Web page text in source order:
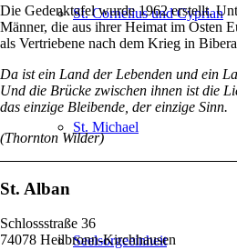
St. Cornelius und Cyprian
St. Michael
Seelsorgeeinheit
Die Gedenktafel wurde 1962 erstellt.
Männer, die aus ihrer Heimat im Osten
als Vertriebene nach dem Krieg in
Da ist ein Land der Lebenden und ein
Und die Brücke zwischen ihnen ist die
das einzige Bleibende, der einzige Sinn.
(Thornton Wilder)
St. Alban
Schlossstraße 36
74078 Heilbronn-Kirchhausen